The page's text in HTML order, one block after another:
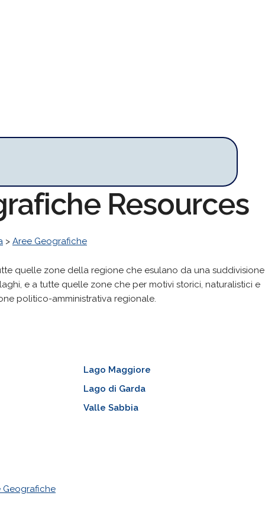
Resources
> Aree Geografiche
quelle zone della regione che esulano da una suddivisione
e a tutte quelle zone che per motivi storici, naturalistici e
politico-amministrativa regionale.
Lago Maggiore
Lago di Garda
Valle Sabbia
Geografiche